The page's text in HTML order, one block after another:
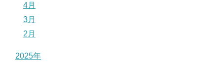
4月
3月
2月
2025年